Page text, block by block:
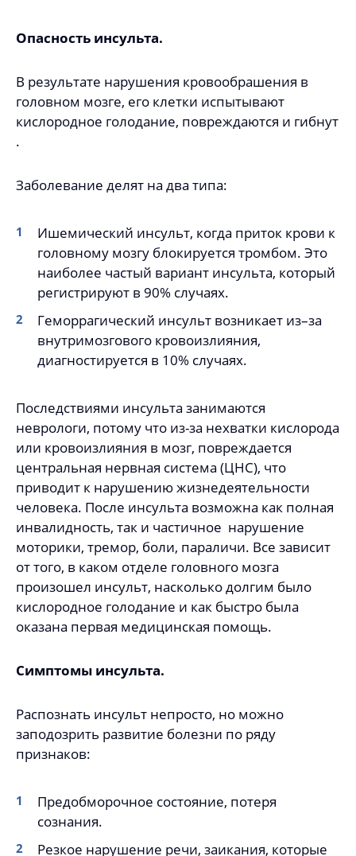
Опасность инсульта.
В результате нарушения кровообрашения в
головном мозге, его клетки испытывают
кислородное голодание, повреждаются и гибнут
.
Заболевание делят на два типа:
Ишемический инсульт, когда приток крови к
головному мозгу блокируется тромбом. Это
наиболее частый вариант инсульта, который
регистрируют в 90% случаях.
Геморрагический инсульт возникает из–за
внутримозгового кровоизлияния,
диагностируется в 10% случаях.
Последствиями инсульта занимаются
неврологи, потому что из-за нехватки кислорода
или кровоизлияния в мозг, повреждается
центральная нервная система (ЦНС), что
приводит к нарушению жизнедеятельности
человека. После инсульта возможна как полная
инвалидность, так и частичное нарушение
моторики, тремор, боли, параличи. Все зависит
от того, в каком отделе головного мозга
произошел инсульт, насколько долгим было
кислородное голодание и как быстро была
оказана первая медицинская помощь.
Симптомы инсульта.
Распознать инсульт непросто, но можно
заподозрить развитие болезни по ряду
признаков:
Предобморочное состояние, потеря
сознания.
Резкое нарушение речи, заикания, которые